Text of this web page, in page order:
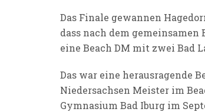
Das Finale gewannen
dass nach dem
eine Beach DM mit zwei Bad
Das war eine herausragende
Niedersachsen Meister im
Gymnasium Bad Iburg im